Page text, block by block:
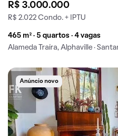
R$ 3.000.000
R$ 2.022 Condo. + IPTU
465 m² · 5 quartos · 4 vagas
Alameda Traíra, Alphaville ·
Anúncio novo